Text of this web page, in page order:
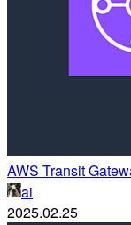
AWS Transit
ai
2025.02.25